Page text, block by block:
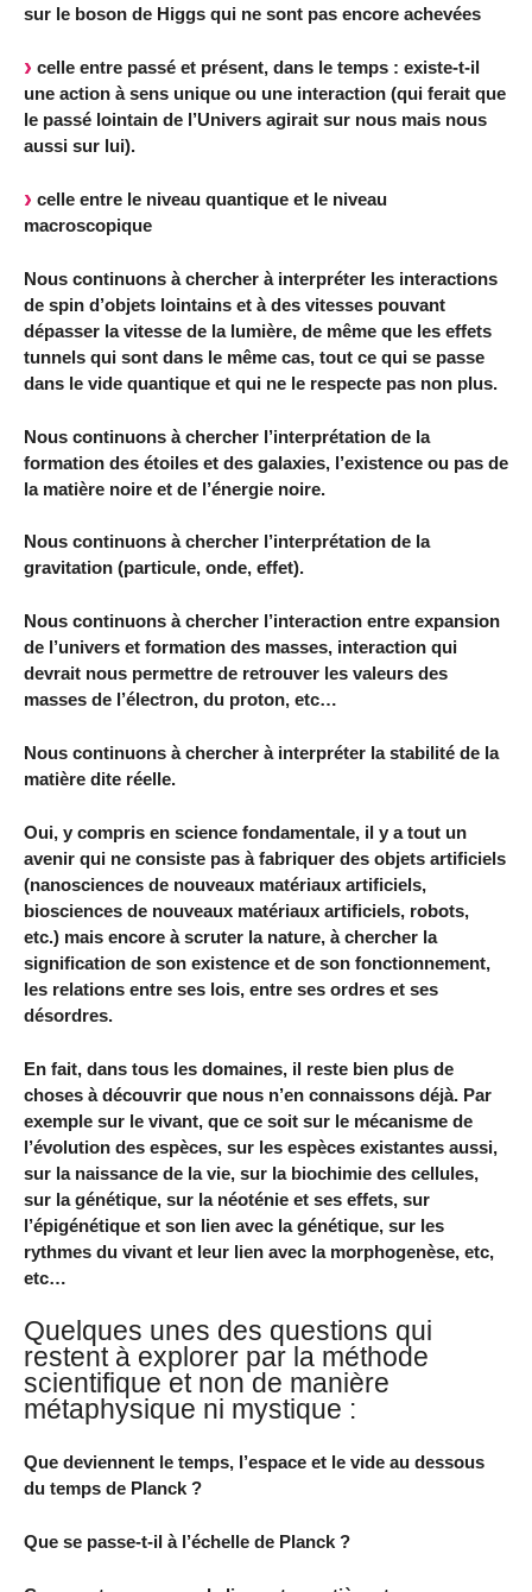
sur le boson de Higgs qui ne sont pas encore achevées
celle entre passé et présent, dans le temps : existe-t-il
une action à sens unique ou une interaction (qui ferait que
le passé lointain de l’Univers agirait sur nous mais nous
aussi sur lui).
celle entre le niveau quantique et le niveau
macroscopique
Nous continuons à chercher à interpréter les interactions
de spin d’objets lointains et à des vitesses pouvant
dépasser la vitesse de la lumière, de même que les effets
tunnels qui sont dans le même cas, tout ce qui se passe
dans le vide quantique et qui ne le respecte pas non plus.
Nous continuons à chercher l’interprétation de la
formation des étoiles et des galaxies, l’existence ou pas de
la matière noire et de l’énergie noire.
Nous continuons à chercher l’interprétation de la
gravitation (particule, onde, effet).
Nous continuons à chercher l’interaction entre expansion
de l’univers et formation des masses, interaction qui
devrait nous permettre de retrouver les valeurs des
masses de l’électron, du proton, etc…
Nous continuons à chercher à interpréter la stabilité de la
matière dite réelle.
Oui, y compris en science fondamentale, il y a tout un
avenir qui ne consiste pas à fabriquer des objets artificiels
(nanosciences de nouveaux matériaux artificiels,
biosciences de nouveaux matériaux artificiels, robots,
etc.) mais encore à scruter la nature, à chercher la
signification de son existence et de son fonctionnement,
les relations entre ses lois, entre ses ordres et ses
désordres.
En fait, dans tous les domaines, il reste bien plus de
choses à découvrir que nous n’en connaissons déjà. Par
exemple sur le vivant, que ce soit sur le mécanisme de
l’évolution des espèces, sur les espèces existantes aussi,
sur la naissance de la vie, sur la biochimie des cellules,
sur la génétique, sur la néoténie et ses effets, sur
l’épigénétique et son lien avec la génétique, sur les
rythmes du vivant et leur lien avec la morphogenèse, etc,
etc…
Quelques unes des questions qui
restent à explorer par la méthode
scientifique et non de manière
métaphysique ni mystique :
Que deviennent le temps, l’espace et le vide au dessous
du temps de Planck ?
Que se passe-t-il à l’échelle de Planck ?